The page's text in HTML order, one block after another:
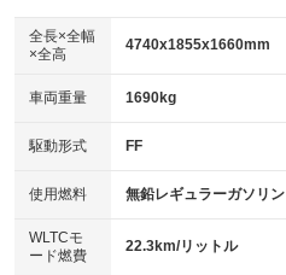
：装備なし
パワーウィンドウ
アイドリングストップ
：装備なし
USB入力端子
：装備あり
100V電源
：装備なし
センターデフロック
：装備なし
：装備あり
革シート
キーレス
HID(キセノンライト)
：装備なし
バックカメラ
：装備あり
エアロ
：装備あり
全長×全幅
×全高
4740x1855x1660mm
車両重量 1690kg
駆動形式 FF
使用燃料 無鉛レギュラーガソリン
WLTCモ
ード燃費
22.3km/リットル